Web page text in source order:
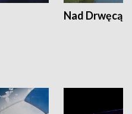
Nad Drwęcą